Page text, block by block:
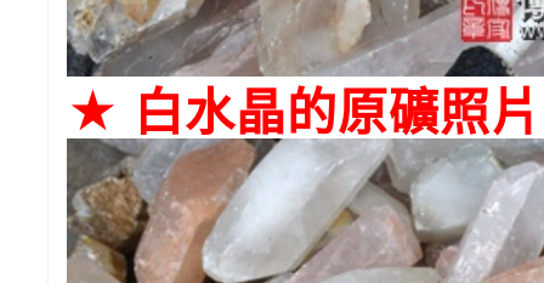
★ 白水晶的原礦照片